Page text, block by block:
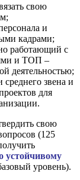
свою
и
кадрами;
работающий с
и ТОП –
деятельностью;
звена и
для
свою
(125
устойчивому
уровень).